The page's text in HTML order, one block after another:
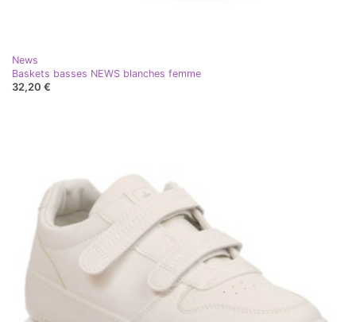
News
Baskets basses NEWS blanches femme
32,20 €